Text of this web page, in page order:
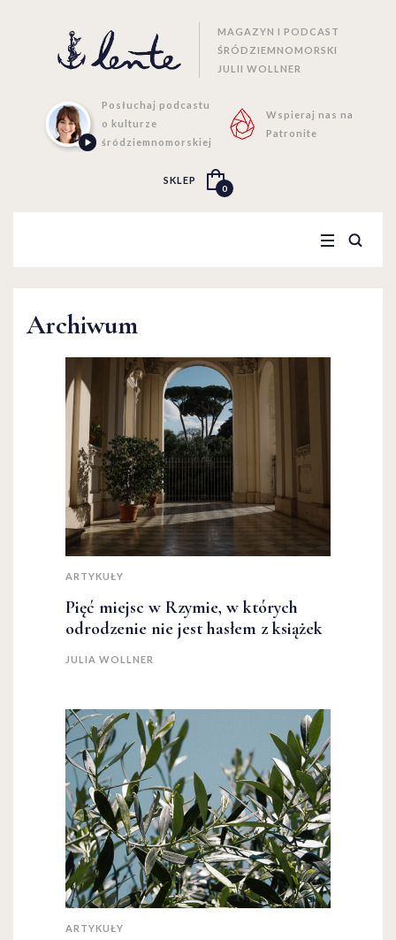
MAGAZYN I PODCAST
ŚRÓDZIEMNOMORSKI
JULII WOLLNER
Posłuchaj podcastu
o kulturze
śródziemnomorskiej
Wspieraj nas na
Patronite
SKLEP
0
Archiwum
ARTYKUŁY
Pięć miejsc w Rzymie, w których
odrodzenie nie jest hasłem z książek
JULIA WOLLNER
ARTYKUŁY